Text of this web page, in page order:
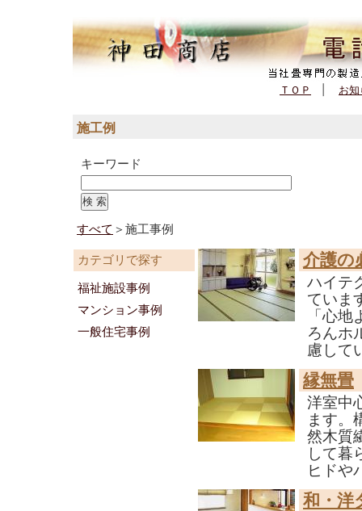
ＴＯＰ お
施工例
キーワード
すべて ＞施工事例
カテゴリで探す
福祉施設事例
マンション事例
一般住宅事例
介護の
ハイテ
ていま
「心
ろんホ
慮して
縁無畳
洋室中
ます。
然木質
して暮
ヒドや
和・洋